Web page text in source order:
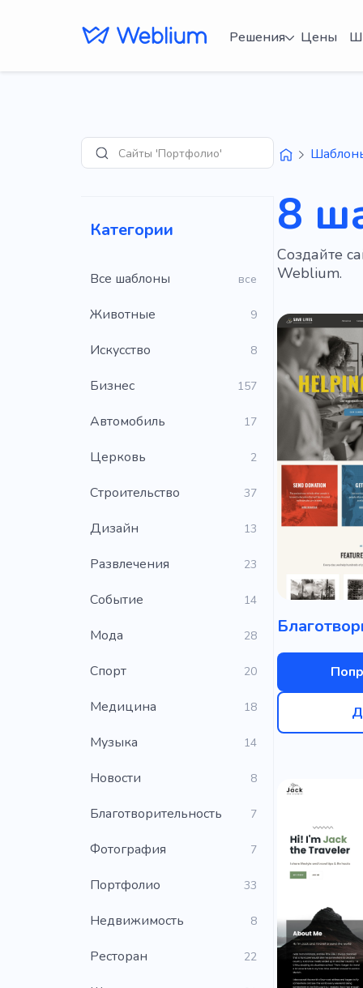
Решения Цены
ПоискСайты 'Портфолио'
Категории
Все шаблоны все
Животные 9
Искусство 8
Бизнес 157
Автомобиль 17
Церковь 2
Строительство 37
Дизайн 13
Развлечения 23
Событие 14
Мода 28
Cпорт 20
Медицина 18
Музыка 14
Новости 8
Благотворительность 7
Фотография 7
Портфолио 33
Недвижимость 8
Ресторан 22
8
Создайте
Weblium.